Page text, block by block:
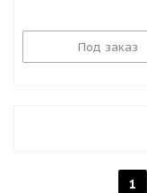
Под заказ
1